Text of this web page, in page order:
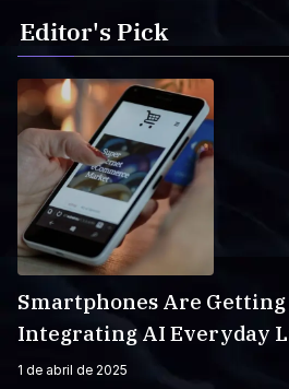
Editor's Pick
Smartphones Are
Integrating AI Everyday
1 de abril de 2025